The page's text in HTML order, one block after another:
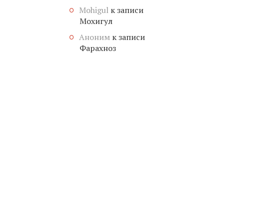
Mohigul к записи
Мохигул
Аноним к записи
Фарахноз